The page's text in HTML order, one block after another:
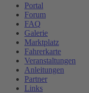
Portal
Forum
FAQ
Galerie
Marktplatz
Fahrerkarte
Veranstaltungen
Anleitungen
Partner
Links